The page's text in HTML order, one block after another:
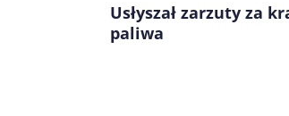
Usłyszał zarzuty za
paliwa